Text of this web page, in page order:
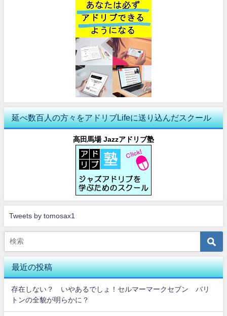
延べ数百人の方々をアドリブLifeに送り込んだスクール
高田馬場 Jazzアドリブ塾
Tweets by tomosax1
最近の投稿
存在しない？ いやあるでしょ！セルマーマークセブン バリ
トンの全貌が明らかに？